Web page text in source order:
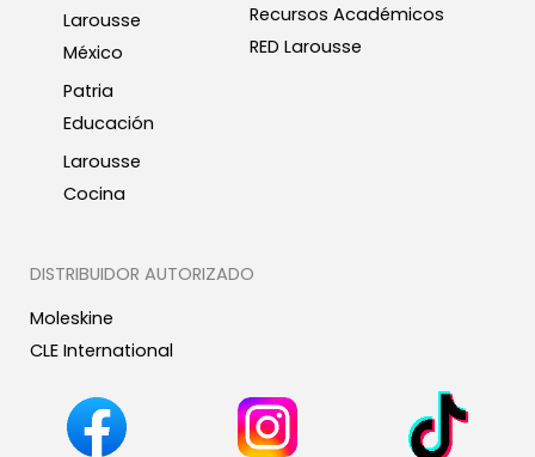
Larousse
México
Patria
Educación
Larousse
Cocina
Recursos Académicos
RED Larousse
DISTRIBUIDOR AUTORIZADO
Moleskine
CLE International